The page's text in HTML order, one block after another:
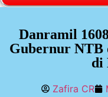
Danramil
Gubernur NTB
di
Zafira CR